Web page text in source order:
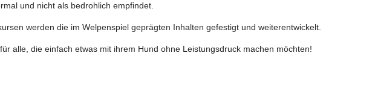
und nicht als bedrohlich empfindet.
werden die im Welpenspiel geprägten Inhalten gefestigt und weiterentwickelt.
alle, die einfach etwas mit ihrem Hund ohne Leistungsdruck machen möchten!